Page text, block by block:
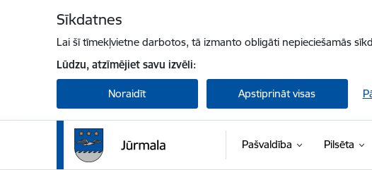
Sīkdatnes
Lai šī tīmekļvietne darbotos, tā izmanto obligāti nepieciešamās
Lūdzu, atzīmējiet savu izvēli:
Noraidīt Apstiprināt visas
Pašvaldība Pilsēta